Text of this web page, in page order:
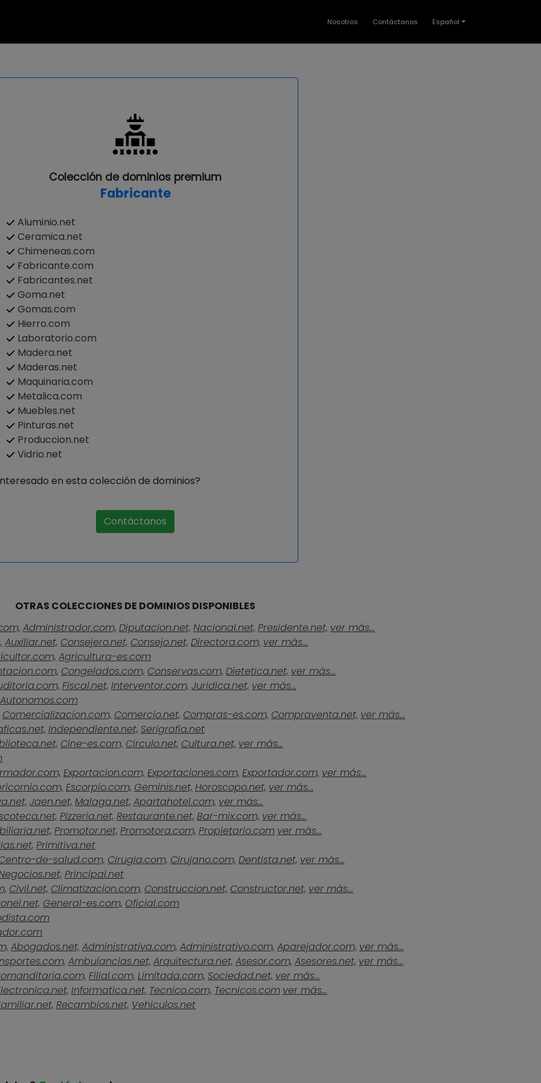
Nosotros Contáctanos Español
Colección de dominios premium
Fabricante
Aluminio.net
Ceramica.net
Chimeneas.com
Fabricante.com
Fabricantes.net
Goma.net
Gomas.com
Hierro.com
Laboratorio.com
Madera.net
Maderas.net
Maquinaria.com
Metalica.com
Muebles.net
Pinturas.net
Produccion.net
Vidrio.net
en esta colección de dominios?
Contáctanos
OTRAS COLECCIONES DE DOMINIOS DISPONIBLES
Administrador.com, Diputacion.net, Nacional.net, Presidente.net, ver más...
Auxiliar.net, Consejero.net, Consejo.net, Directora.com, ver más...
Agricultura-es.com
Congelados.com, Conservas.com, Dietetica.net, ver más...
Fiscal.net, Interventor.com, Juridica.net, ver más...
Autonomos.com
Comercializacion.com, Comercio.net, Compras-es.com, Compraventa.net, ver más...
Independiente.net, Serigrafia.net
Cine-es.com, Circulo.net, Cultura.net, ver más...
Exportacion.com, Exportaciones.com, Exportador.com, ver más...
Escorpio.com, Geminis.net, Horoscopo.net, ver más...
Jaen.net, Malaga.net, Apartahotel.com, ver más...
Pizzeria.net, Restaurante.net, Bar-mix.com, ver más...
Promotor.net, Promotora.com, Propietario.com ver más...
Primitiva.net
de-salud.com, Cirugia.com, Cirujano.com, Dentista.net, ver más...
Principal.net
Civil.net, Climatizacion.com, Construccion.net, Constructor.net, ver más...
General-es.com, Oficial.com
Abogados.net, Administrativa.com, Administrativo.com, Aparejador.com, ver más...
Ambulancias.net, Arquitectura.net, Asesor.com, Asesores.net, ver más...
Filial.com, Limitada.com, Sociedad.net, ver más...
Informatica.net, Tecnico.com, Tecnicos.com ver más...
Recambios.net, Vehiculos.net